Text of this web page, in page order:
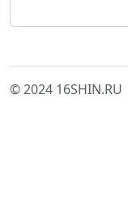
© 2024 16SHIN.RU